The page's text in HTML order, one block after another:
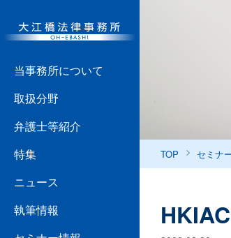
当事務所について
取扱分野
弁護士等紹介
特集
ニュース
執筆情報
TOP セミナ